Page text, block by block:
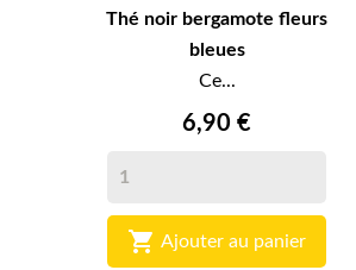
Thé noir bergamote fleurs
bleues
Ce...
6,90 €
 Ajouter au panier